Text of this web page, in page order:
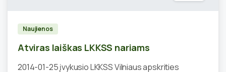
Naujienos
Atviras laiškas LKKSS nariams
2014-01-25 įvykusio LKKSS Vilniaus apskrities